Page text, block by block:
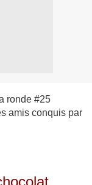
ronde #25
amis conquis par